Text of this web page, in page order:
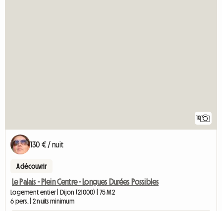
10
130 € / nuit
A découvrir
Le Palais - Plein Centre - Longues Durées Possibles
Logement entier | Dijon (21000) | 75 M2
6 pers. | 2 nuits minimum